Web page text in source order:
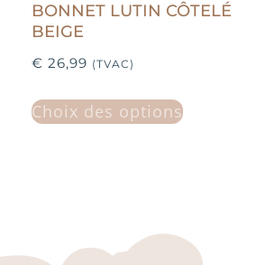
BONNET LUTIN CÔTELÉ
BEIGE
€ 26,99 (TVAC)
Choix des options